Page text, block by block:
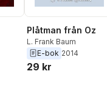
antal röster:
Plåtman från Oz
L. Frank Baum
E-bok 2014
29 kr